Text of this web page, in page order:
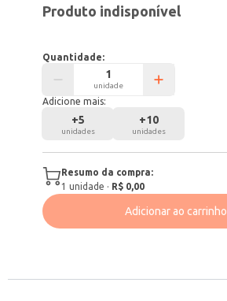
Produto indisponível
Quantidade:
unidade
Adicione mais:
+5
unidades
+10
unidades
Resumo da compra:
1 unidade · R$ 0,00
Adicionar ao carrinho